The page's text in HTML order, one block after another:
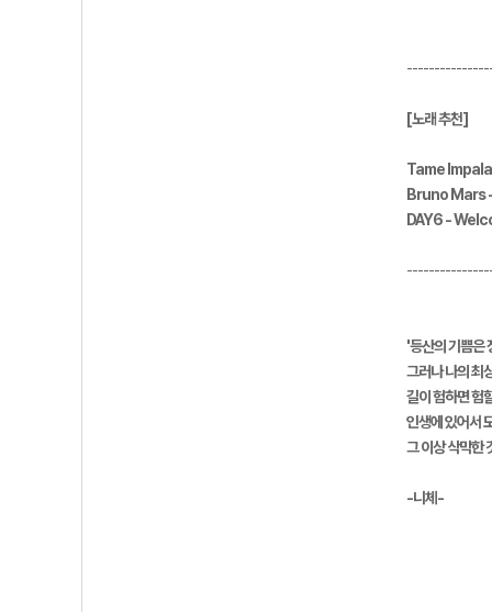
[노래 추천]
Tame
Bruno Mars
DAY6 -
'등산의 기쁨은
그러나 나의 최
길이 험하면 험
인생에 있어서
그 이상 삭막한
-니체-